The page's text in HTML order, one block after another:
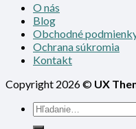
O nás
Blog
Obchodné
Ochrana súkromia
Kontakt
Copyright 2026 © UX